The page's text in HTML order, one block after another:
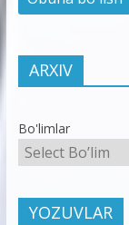
ARXIV
Bo'limlar
YOZUVLAR